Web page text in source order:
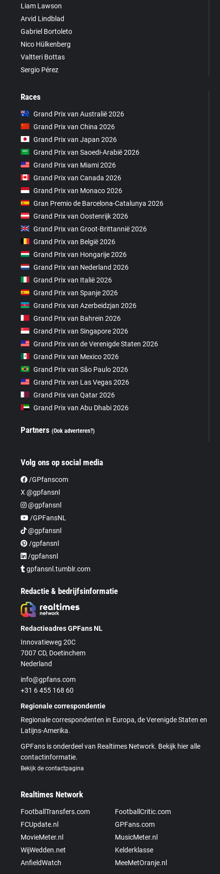
Liam Lawson
Arvid Lindblad
Gabriel Bortoleto
Nico Hülkenberg
Valtteri Bottas
Sergio Pérez
Races
Grand Prix van Australië 2026
Grand Prix van China 2026
Grand Prix van Japan 2026
Grand Prix van Saoedi-Arabië 2026
Grand Prix van Miami 2026
Grand Prix van Canada 2026
Grand Prix van Monaco 2026
Gran Premio de Barcelona-Catalunya 2026
Grand Prix van Oostenrijk 2026
Grand Prix van Groot-Brittannië 2026
Grand Prix van België 2026
Grand Prix van Hongarije 2026
Grand Prix van Nederland 2026
Grand Prix van Italië 2026
Grand Prix van Spanje 2026
Grand Prix van Azerbeidzjan 2026
Grand Prix van Bahrein 2026
Grand Prix van Singapore 2026
Grand Prix van de Verenigde Staten 2026
Grand Prix van Mexico 2026
Grand Prix van São Paulo 2026
Grand Prix van Las Vegas 2026
Grand Prix van Qatar 2026
Grand Prix van Abu Dhabi 2026
Partners(Ook adverteren?)
Volg ons op social media
/GPfanscom
X @gpfansnl
@gpfansnl
/GPFansNL
@gpfansnl
/gpfansnl
/gpfansnl
gpfansnl.tumblr.com
Redactie & bedrijfsinformatie
Redactieadres GPFans NL
Innovatieweg 20C
7007 CD, Doetinchem
Nederland
info@gpfans.com
+31 6 455 168 60
Regionale correspondentie
Regionale correspondenten in Europa, de Verenigde Staten en
Latijns-Amerika.
GPFans is onderdeel van Realtimes Network. Bekijk hier alle
contactinformatie.
Bekijk de contactpagina
Realtimes Network
FootballTransfers.com
FootballCritic.com
FCUpdate.nl
GPFans.com
MovieMeter.nl
MusicMeter.nl
WijWedden.net
Kelderklasse
AnfieldWatch
MeeMetOranje.nl